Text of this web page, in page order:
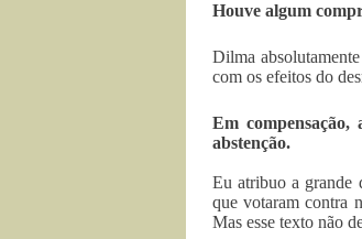
Houve algum
Dilma
com os efeitos do
Em
abstenção.
Eu atribuo a grande
que votaram contra
Mas esse texto não